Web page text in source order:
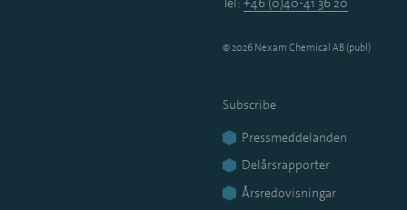
© 2026 Nexam Chemical AB (publ)
Subscribe
Pressmeddelanden
Delårsrapporter
Årsredovisningar